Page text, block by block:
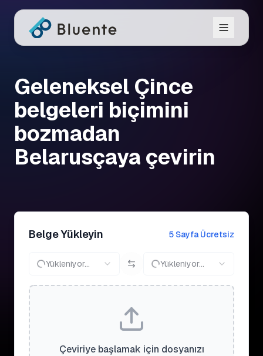
Geleneksel Çince
belgeleri biçimini
bozmadan
Belarusçaya çevirin
Belge Yükleyin 5 Sayfa Ücretsiz
Yükleniyor... Yükleniyor...
Çeviriye başlamak için dosyanızı